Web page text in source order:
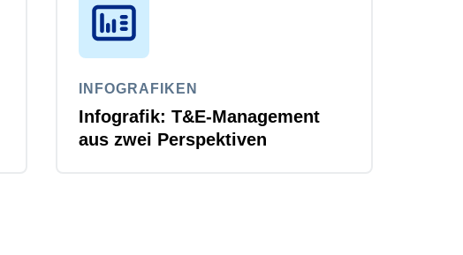
INFOGRAFIKEN
Infografik: T&E-Management
aus zwei Perspektiven